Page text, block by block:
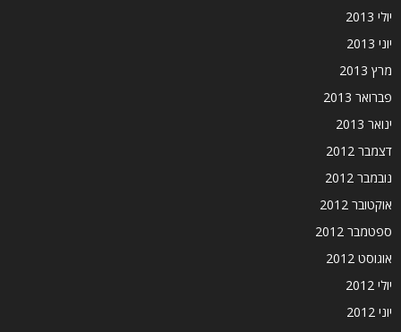
יולי 2013
יוני 2013
מרץ 2013
פברואר 2013
ינואר 2013
דצמבר 2012
נובמבר 2012
אוקטובר 2012
ספטמבר 2012
אוגוסט 2012
יולי 2012
יוני 2012